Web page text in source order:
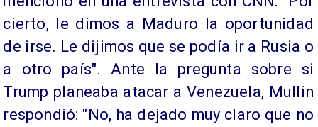
cierto, le dimos a Maduro la oportunidad
de irse. Le dijimos que se podía ir a Rusia o
a otro país". Ante la pregunta sobre si
Trump planeaba atacar a Venezuela, Mullin
respondió: "No, ha dejado muy claro que no